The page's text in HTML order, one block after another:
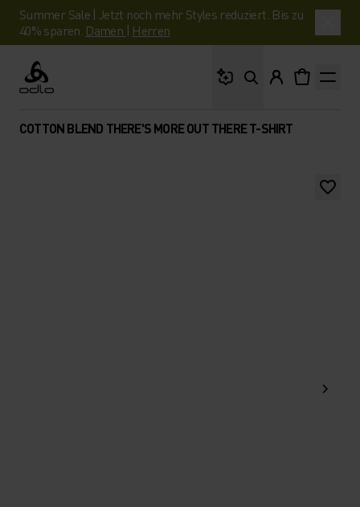
Summer Sale | Jetzt noch mehr Styles reduziert. Bis zu
40% sparen. Damen | Herren
Odlo
COTTON BLEND THERE'S MORE OUT THERE T-SHIRT